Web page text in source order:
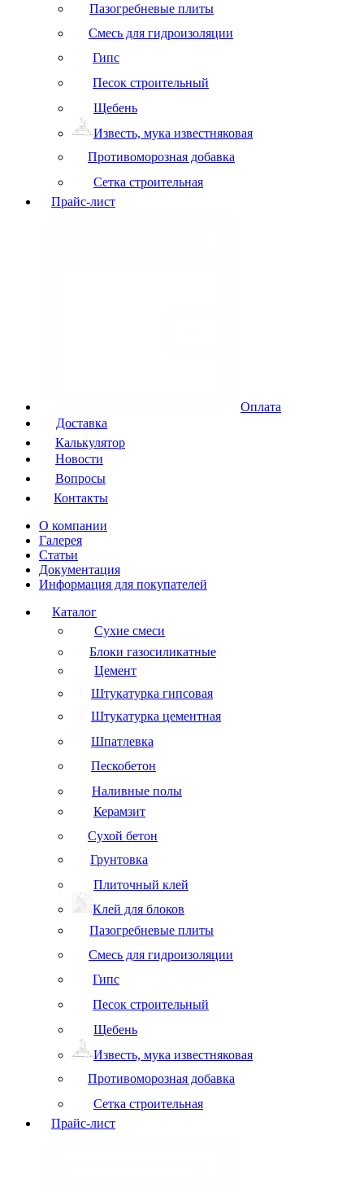
Пазогребневые плиты
Смесь для гидроизоляции
Гипс
Песок строительный
Щебень
Известь, мука известняковая
Противоморозная добавка
Сетка строительная
Прайс-лист
Оплата
Доставка
Калькулятор
Новости
Вопросы
Контакты
О компании
Галерея
Статьи
Документация
Информация для покупателей
Каталог
Сухие смеси
Блоки газосиликатные
Цемент
Штукатурка гипсовая
Штукатурка цементная
Шпатлевка
Пескобетон
Наливные полы
Керамзит
Сухой бетон
Грунтовка
Плиточный клей
Клей для блоков
Пазогребневые плиты
Смесь для гидроизоляции
Гипс
Песок строительный
Щебень
Известь, мука известняковая
Противоморозная добавка
Сетка строительная
Прайс-лист